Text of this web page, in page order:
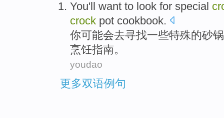
You'll want to look for special
crock pot cookbook.
你可能会去寻找一些特殊的砂锅
烹饪指南。
youdao
更多双语例句